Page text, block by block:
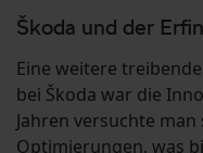
Škoda und der
Eine weitere
bei Škoda war die
Jahren versuchte
Optimierungen, was